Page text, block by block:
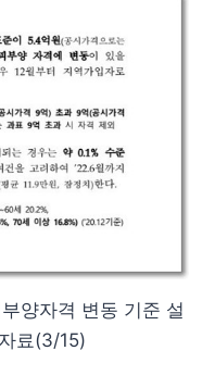
양자격 변동 기준 설
료(3/15)